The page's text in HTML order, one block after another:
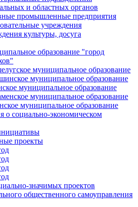
и областных органов
промышленные предприятия
учреждения
культуры, досуга
образование "город
муниципальное образование
муниципальное образование
муниципальное образование
муниципальное образование
муниципальное образование
о социально-экономическом
проекты
значимых проектов
общественного самоуправления